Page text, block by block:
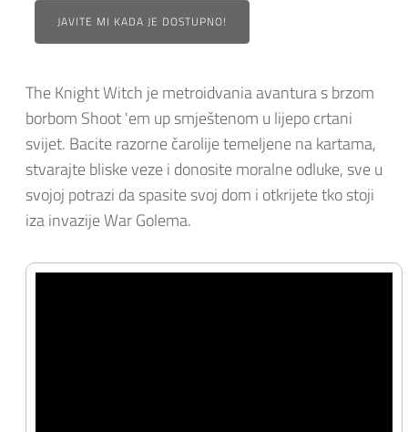
JAVITE MI KADA JE DOSTUPNO!
The Knight Witch je metroidvania avantura s brzom
borbom Shoot 'em up smještenom u lijepo crtani
svijet. Bacite razorne čarolije temeljene na kartama,
stvarajte bliske veze i donosite moralne odluke, sve u
svojoj potrazi da spasite svoj dom i otkrijete tko stoji
iza invazije War Golema.